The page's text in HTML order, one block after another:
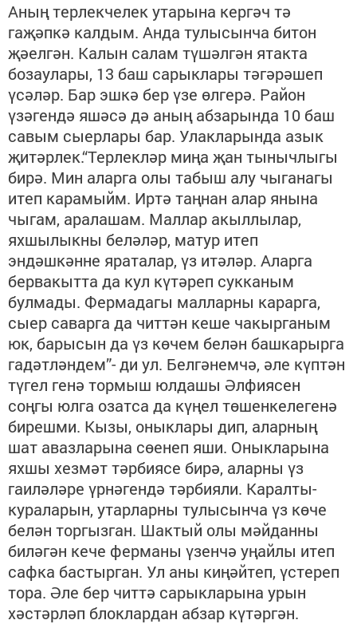
Аның терлекчелек утарына кергәч тә
гаҗәпкә калдым. Анда тулысынча битон
җәелгән. Калын салам түшәлгән ятакта
бозаулары, 13 баш сарыклары тәгәрәшеп
үсәләр. Бар эшкә бер үзе өлгерә. Район
үзәгендә яшәсә дә аның абзарында 10 баш
савым сыерлары бар. Улакларында азык
җитәрлек.“Терлекләр миңа җан тынычлыгы
бирә. Мин аларга олы табыш алу чыганагы
итеп карамыйм. Иртә таңнан алар янына
чыгам, аралашам. Маллар акыллылар,
яхшылыкны беләләр, матур итеп
эндәшкәнне яраталар, үз итәләр. Аларга
бервакытта да кул күтәреп сукканым
булмады. Фермадагы малларны карарга,
сыер саварга да читтән кеше чакырганым
юк, барысын да үз көчем белән башкарырга
гадәтләндем”- ди ул. Белгәнемчә, әле күптән
түгел генә тормыш юлдашы Әлфиясен
соңгы юлга озатса да күңел төшенкелегенә
бирешми. Кызы, оныклары дип, аларның
шат авазларына сөенеп яши. Оныкларына
яхшы хезмәт тәрбиясе бирә, аларны үз
гаиләләре үрнәгендә тәрбияли. Каралты-
кураларын, утарларны тулысынча үз көче
белән торгызган. Шактый олы мәйданны
биләгән кече ферманы үзенчә уңайлы итеп
сафка бастырган. Ул аны киңәйтеп, үстереп
тора. Әле бер читтә сарыкларына урын
хәстәрләп блоклардан абзар күтәргән.